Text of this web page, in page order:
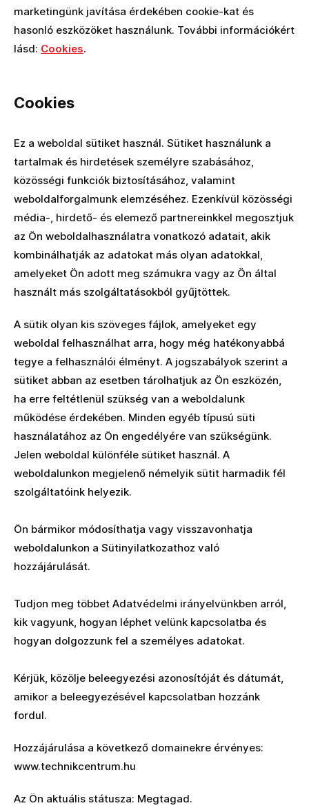
marketingünk javítása érdekében cookie-kat és
hasonló eszközöket használunk. További információkért
lásd: Cookies.
Cookies
Ez a weboldal sütiket használ. Sütiket használunk a
tartalmak és hirdetések személyre szabásához,
közösségi funkciók biztosításához, valamint
weboldalforgalmunk elemzéséhez. Ezenkívül közösségi
média-, hirdető- és elemező partnereinkkel megosztjuk
az Ön weboldalhasználatra vonatkozó adatait, akik
kombinálhatják az adatokat más olyan adatokkal,
amelyeket Ön adott meg számukra vagy az Ön által
használt más szolgáltatásokból gyűjtöttek.
A sütik olyan kis szöveges fájlok, amelyeket egy
weboldal felhasználhat arra, hogy még hatékonyabbá
tegye a felhasználói élményt. A jogszabályok szerint a
sütiket abban az esetben tárolhatjuk az Ön eszközén,
ha erre feltétlenül szükség van a weboldalunk
működése érdekében. Minden egyéb típusú süti
használatához az Ön engedélyére van szükségünk.
Jelen weboldal különféle sütiket használ. A
weboldalunkon megjelenő némelyik sütit harmadik fél
szolgáltatóink helyezik.
Ön bármikor módosíthatja vagy visszavonhatja
weboldalunkon a Sütinyilatkozathoz való
hozzájárulását.
Tudjon meg többet Adatvédelmi irányelvünkben arról,
kik vagyunk, hogyan léphet velünk kapcsolatba és
hogyan dolgozzunk fel a személyes adatokat.
Kérjük, közölje beleegyezési azonosítóját és dátumát,
amikor a beleegyezésével kapcsolatban hozzánk
fordul.
Hozzájárulása a következő domainekre érvényes:
www.technikcentrum.hu
Az Ön aktuális státusza: Megtagad.